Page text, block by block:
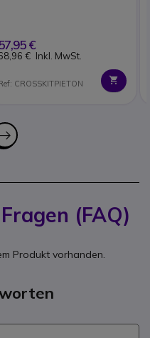
€
€ Inkl. MwSt.
CROSSKITPIETON
(FAQ)
Produkt vorhanden.